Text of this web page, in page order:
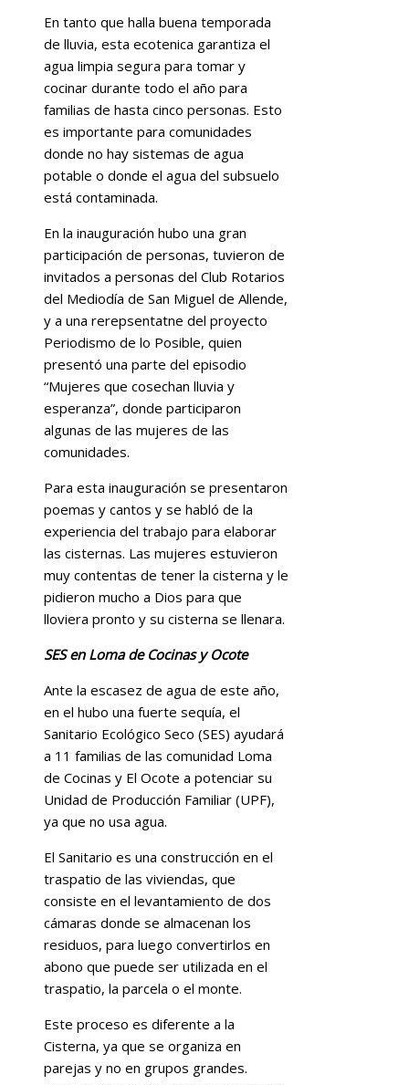
En tanto que halla buena temporada
de lluvia, esta ecotenica garantiza el
agua limpia segura para tomar y
cocinar durante todo el año para
familias de hasta cinco personas. Esto
es importante para comunidades
donde no hay sistemas de agua
potable o donde el agua del subsuelo
está contaminada.
En la inauguración hubo una gran
participación de personas, tuvieron de
invitados a personas del Club Rotarios
del Mediodía de San Miguel de Allende,
y a una rerepsentatne del proyecto
Periodismo de lo Posible, quien
presentó una parte del episodio
“Mujeres que cosechan lluvia y
esperanza”, donde participaron
algunas de las mujeres de las
comunidades.
Para esta inauguración se presentaron
poemas y cantos y se habló de la
experiencia del trabajo para elaborar
las cisternas. Las mujeres estuvieron
muy contentas de tener la cisterna y le
pidieron mucho a Dios para que
lloviera pronto y su cisterna se llenara.
SES en Loma de Cocinas y Ocote
Ante la escasez de agua de este año,
en el hubo una fuerte sequía, el
Sanitario Ecológico Seco (SES) ayudará
a 11 familias de las comunidad Loma
de Cocinas y El Ocote a potenciar su
Unidad de Producción Familiar (UPF),
ya que no usa agua.
El Sanitario es una construcción en el
traspatio de las viviendas, que
consiste en el levantamiento de dos
cámaras donde se almacenan los
residuos, para luego convertirlos en
abono que puede ser utilizada en el
traspatio, la parcela o el monte.
Este proceso es diferente a la
Cisterna, ya que se organiza en
parejas y no en grupos grandes.